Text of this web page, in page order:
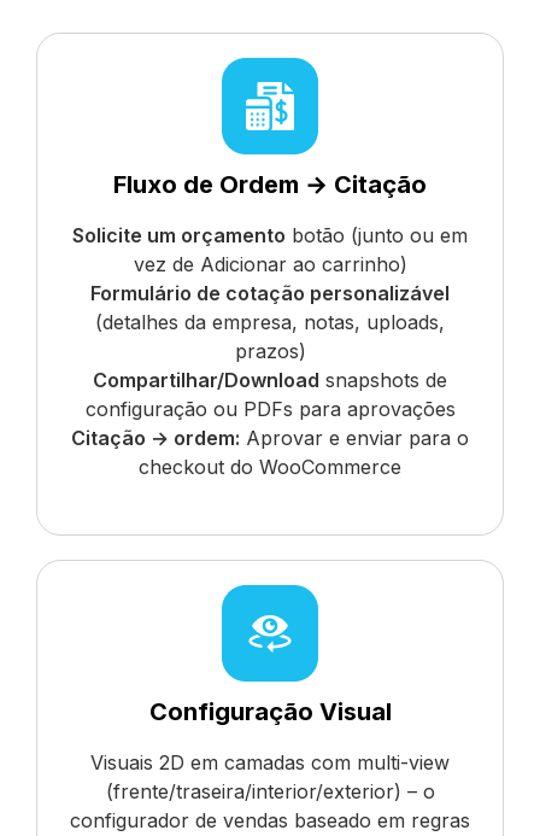
Fluxo de Ordem → Citação
Solicite um orçamento botão (junto ou em
vez de Adicionar ao carrinho)
Formulário de cotação personalizável
(detalhes da empresa, notas, uploads,
prazos)
Compartilhar/Download snapshots de
configuração ou PDFs para aprovações
Citação → ordem: Aprovar e enviar para o
checkout do WooCommerce
Configuração Visual
Visuais 2D em camadas com multi-view
(frente/traseira/interior/exterior) – o
configurador de vendas baseado em regras